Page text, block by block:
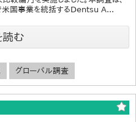
米国事業を統括するDentsu A...
読む
グローバル調査